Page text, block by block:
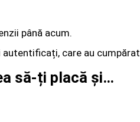
până acum.
autentificați, care au
să-ți placă și…